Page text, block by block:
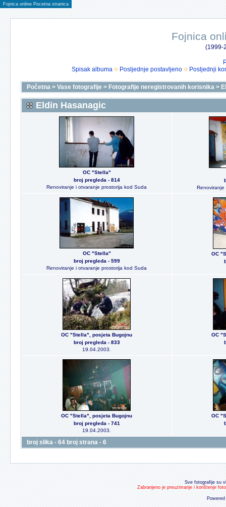
Fojnica online Pocetna stranica
Fojnica
(1999-
Spisak albuma
Posljednje postavljeno Posljednji
Početna > Vase fotografije > Fotografije neregistrovanih korisnika >
Eldin Hasanagic
OC "Stella"
broj pregleda - 814
Renoviranje i otvaranje prostorija kod Suda
OC "Stella"
broj pregleda - 599
Renoviranje i otvaranje prostorija kod Suda
OC
OC "Stella", posjeta Bugojnu
broj pregleda - 833
19.04.2003.
OC
OC "Stella", posjeta Bugojnu
broj pregleda - 741
19.04.2003.
OC
broj slika - 64 broj strana - 6
Sve fotografije su
Zabranjeno je preuzimanje i korištenje